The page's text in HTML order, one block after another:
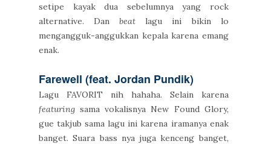
setipe kayak dua sebelumnya yang rock
alternative. Danbeat lagu ini bikin lo
mengangguk-anggukkan kepala karena emang
enak.
Farewell (feat. Jordan Pundik)
Lagu FAVORIT nih hahaha. Selain karena
featuring sama vokalisnya New Found Glory,
gue takjub sama lagu ini karena iramanya enak
banget. Suara bass nya juga kenceng banget,